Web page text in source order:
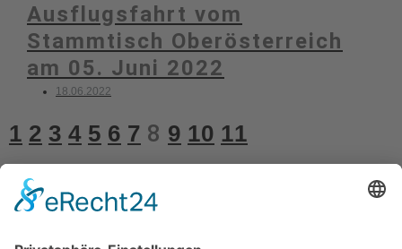
Ausflugsfahrt vom
Stammtisch Oberösterreich
am 05. Juni 2022
18.06.2022
1 2 3 4 5 6 7 8 9 10 11
Kontakt
Datenschutzerklärung